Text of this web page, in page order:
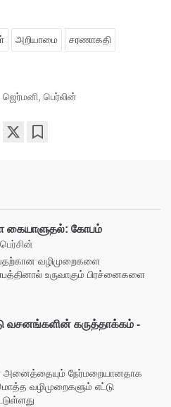
அறியாமை சரணாகதி
ஜெர்மனி, பெர்லின்
கையாளுதல்: கோபம்
வழிமுறைகளை
உருவாகும் பிரச்னைகளை
வசனங்களின் கருத்தாக்கம் -
அனைத்தையும் நேர்மறையானதாக
வழிமுறைகளும் எட்டு